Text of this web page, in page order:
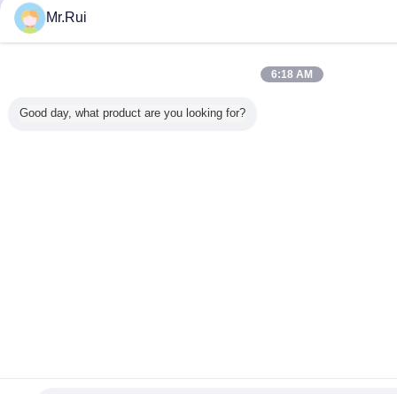
Mr.Rui
6:18 AM
Good day, what product are you looking for?